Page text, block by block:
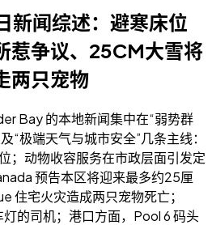
新闻综述：避寒床位
惹争议、25CM大雪将
两只宠物
Bay 的本地新闻集中在“弱势群
“极端天气与城市安全”几条主线：
；动物收容服务在市政层面引发定
预告本区将迎来最多约25厘
住宅火灾造成两只宠物死亡；
的司机；港口方面，Pool 6 码头